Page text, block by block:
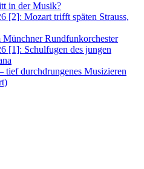
in der Musik?
[2]: Mozart trifft späten Strauss,
Rundfunkorchester
[1]: Schulfugen des jungen
durchdrungenes Musizieren